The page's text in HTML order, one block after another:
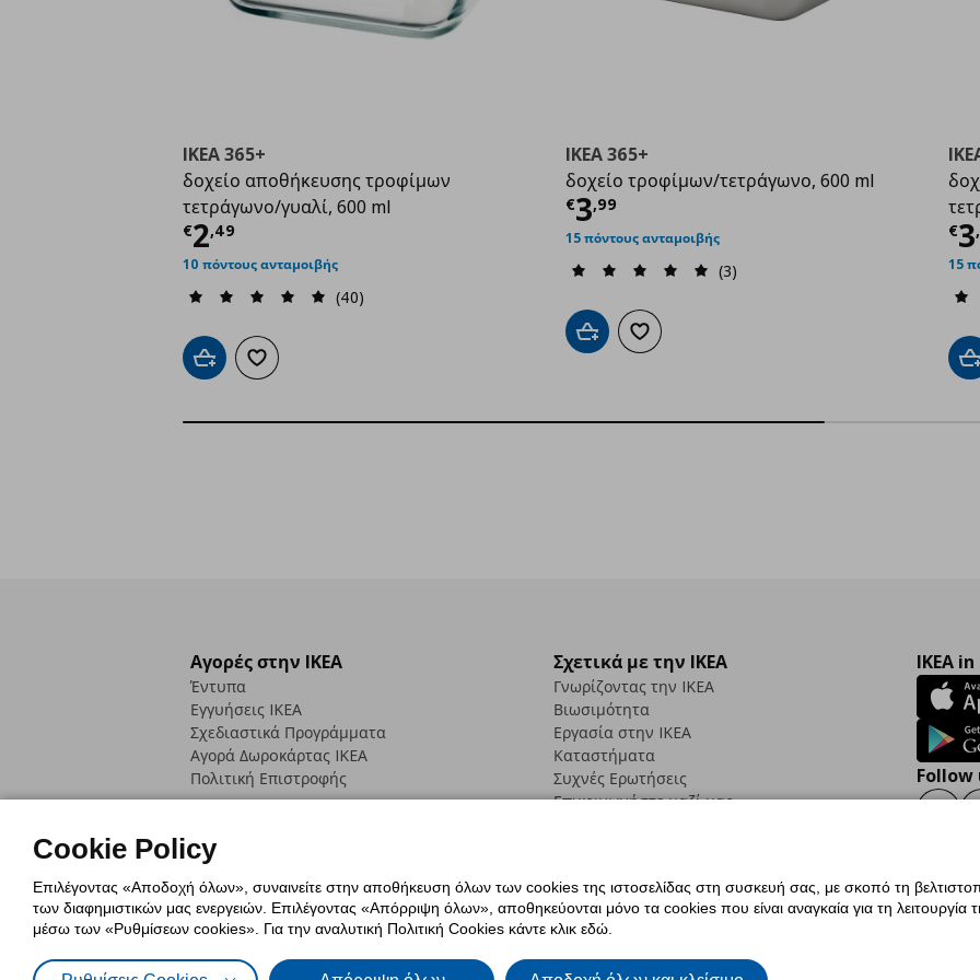
IKEA 365+
δοχείο αποθήκευσης τροφίμων
τετράγωνο/γυαλί, 600 ml
€2,49
Τρέχουσα τιμή
10 πόντους ανταμοιβής
(40)
Προσθήκη στο καλάθι
Προσθήκη στα αγαπημένα
IKEA 365+
δοχείο τροφίμων/τετράγωνο, 600 ml
€3,99
Τρέχουσα τιμή
15 πόντους ανταμοιβής
(3)
Προσθήκη στο καλάθι
Προσθήκη στα αγαπημένα
€3,
15
Αγορές στην IKEA
Έντυπα
Εγγυήσεις IKEA
Σχεδιαστικά Προγράμματα
Αγορά Δωρoκάρτας IKEA
Πολιτική Επιστροφής
Σχετικά με την IKEA
Γνωρίζοντας την IKEA
Βιωσιμότητα
Εργασία στην IKEA
Καταστήματα
Συχνές Ερωτήσεις
Επικοινωνήστε μαζί μας
IKEA
Follow
Πολιτική Cookies Δήλωση ψηφιακής προσβασιμότητας
Γενική Πολιτική
Cookie Policy
Επιλέγοντας «Αποδοχή όλων», συναινείτε στην αποθήκευση όλων των cookies της ιστοσελίδας στη συσκευή σας, με σκοπό τη
των διαφημιστικών μας ενεργειών. Επιλέγοντας «Απόρριψη όλων», αποθηκεύονται μόνο τα cookies που είναι αναγκαία για τη λειτουργία
μέσω των «Ρυθμίσεων cookies». Για την αναλυτική Πολιτική Cookies κάντε κλικ εδώ.